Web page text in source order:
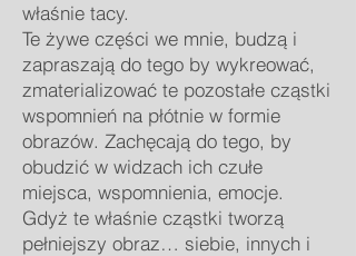
właśnie tacy.
Te żywe części we mnie, budzą i
zapraszają do tego by wykreować,
zmaterializować te pozostałe cząstki
wspomnień na płótnie w formie
obrazów. Zachęcają do tego, by
obudzić w widzach ich czułe
miejsca, wspomnienia, emocje.
Gdyż te właśnie cząstki tworzą
pełniejszy obraz… siebie, innych i